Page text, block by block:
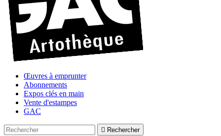
Œuvres à emprunter
Abonnements
Expos clés en main
Vente d'estampes
GAC
 Rechercher